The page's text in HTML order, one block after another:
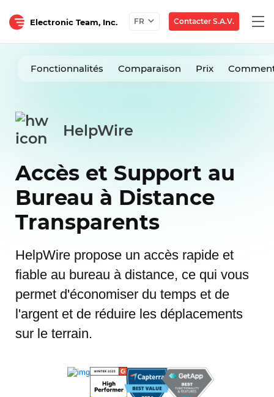
Electronic Team, Inc. FR Contacter S.A.V.
Fonctionnalités Comparaison Prix
HelpWire
Accès et Support au
Bureau à Distance
Transparents
HelpWire propose un accès rapide et
fiable au bureau à distance, ce qui vous
permet d'économiser du temps et de
l'argent et de réduire les déplacements
sur le terrain.